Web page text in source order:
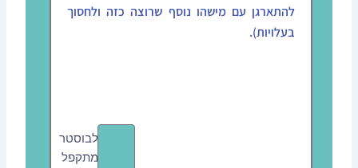
להתארגן עם מישהו נוסף שרוצה כזה ולחסוך
בעלויות).
לבוסטר
מתקפל